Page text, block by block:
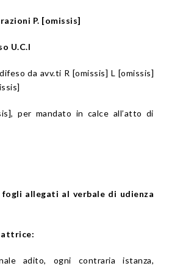
P. [omissis]
U.C.I
da avv.ti R [omissis] L [omissis]
per mandato in calce all’atto di
fogli allegati al verbale di udienza
attrice:
adito, ogni contraria istanza,